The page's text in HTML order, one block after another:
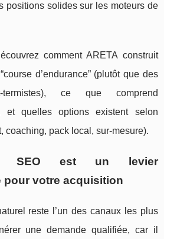
positions solides sur les moteurs de
comment ARETA construit
d’endurance” (plutôt que des
termistes), ce que comprend
et quelles options existent selon
coaching, pack local, sur-mesure).
SEO est un levier
pour votre acquisition
reste l’un des canaux les plus
une demande qualifiée, car il